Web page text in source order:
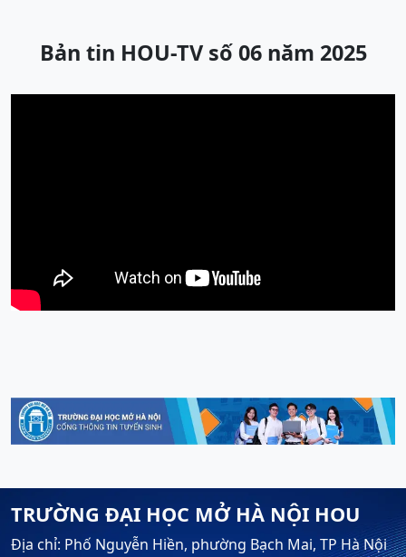
Bản tin HOU-TV số 06 năm 2025
TRƯỜNG ĐẠI HỌC MỞ HÀ NỘI HOU
Địa chỉ: Phố Nguyễn Hiền, phường Bạch Mai, TP Hà Nội